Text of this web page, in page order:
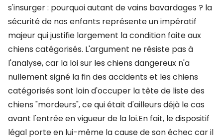
s'insurger : pourquoi autant de vains bavardages ? la
sécurité de nos enfants représente un impératif
majeur qui justifie largement la condition faite aux
chiens catégorisés. L'argument ne résiste pas à
l'analyse, car la loi sur les chiens dangereux n'a
nullement signé la fin des accidents et les chiens
catégorisés sont loin d'occuper la tête de liste des
chiens "mordeurs", ce qui était d'ailleurs déjà le cas
avant l'entrée en vigueur de la loi.En fait, le dispositif
légal porte en lui-même la cause de son échec car il